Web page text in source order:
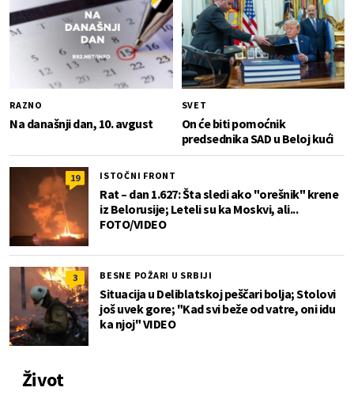
RAZNO
Na današnji dan, 10. avgust
SVET
On će biti pomoćnik
predsednika SAD u Beloj kući
19 ISTOČNI FRONT
Rat – dan 1.627: Šta sledi ako "orešnik" krene
iz Belorusije; Leteli su ka Moskvi, ali...
FOTO/VIDEO
3 BESNE POŽARI U SRBIJI
Situacija u Deliblatskoj peščari bolja; Stolovi
još uvek gore; "Kad svi beže od vatre, oni idu
ka njoj" VIDEO
Život